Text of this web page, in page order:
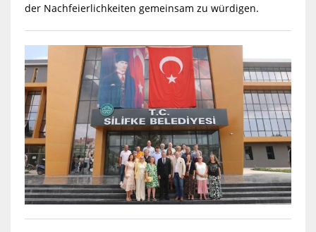
der Nachfeierlichkeiten gemeinsam zu würdigen.